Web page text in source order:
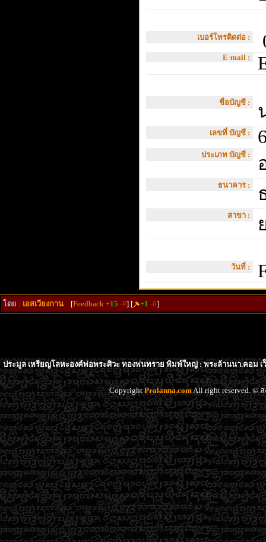
เบอร์โทรติดต่อ :
E-mail :
ชื่อบัญชี :
เลขที่ บัญชี :
ประเภท บัญชี :
ธนาคาร :
สาขา :
วันที่ :
โดย : เอสเวียงกาน [Feedback +15 -0] [ +1 -0]
ประมูล เหรียญโลหะองค์พ่อพระศิวะ ทองพ่นทราย พิมพ์ใหญ่ : พระล้านนา.คอม
CopyrightPralanna.comAll right reserved. ©